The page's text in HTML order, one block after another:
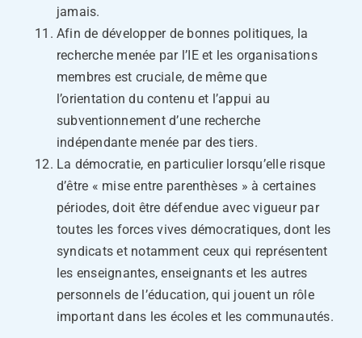
jamais.
Afin de développer de bonnes politiques, la
recherche menée par l’IE et les organisations
membres est cruciale, de même que
l’orientation du contenu et l’appui au
subventionnement d’une recherche
indépendante menée par des tiers.
La démocratie, en particulier lorsqu’elle risque
d’être « mise entre parenthèses » à certaines
périodes, doit être défendue avec vigueur par
toutes les forces vives démocratiques, dont les
syndicats et notamment ceux qui représentent
les enseignantes, enseignants et les autres
personnels de l’éducation, qui jouent un rôle
important dans les écoles et les communautés.